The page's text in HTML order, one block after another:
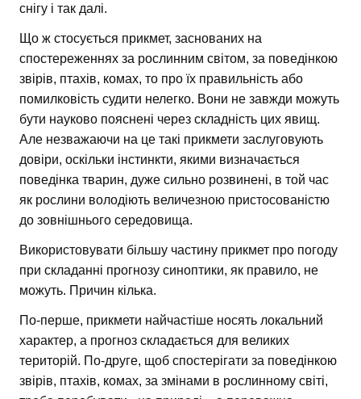
снігу і так далі.
Що ж стосується прикмет, заснованих на
спостереженнях за рослинним світом, за поведінкою
звірів, птахів, комах, то про їх правильність або
помилковість судити нелегко. Вони не завжди можуть
бути науково пояснені через складність цих явищ.
Але незважаючи на це такі прикмети заслуговують
довіри, оскільки інстинкти, якими визначається
поведінка тварин, дуже сильно розвинені, в той час
як рослини володіють величезною пристосованістю
до зовнішнього середовища.
Використовувати більшу частину прикмет про погоду
при складанні прогнозу синоптики, як правило, не
можуть. Причин кілька.
По-перше, прикмети найчастіше носять локальний
характер, а прогноз складається для великих
територій. По-друге, щоб спостерігати за поведінкою
звірів, птахів, комах, за змінами в рослинному світі,